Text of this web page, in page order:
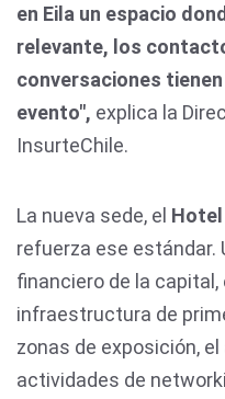
en Eila un espacio
relevante, los
conversaciones
evento", explica la
InsurteChile.
La nueva sede, el Hotel
refuerza ese estándar.
financiero de la
infraestructura de
zonas de exposición,
actividades de